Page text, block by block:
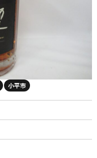
小平市